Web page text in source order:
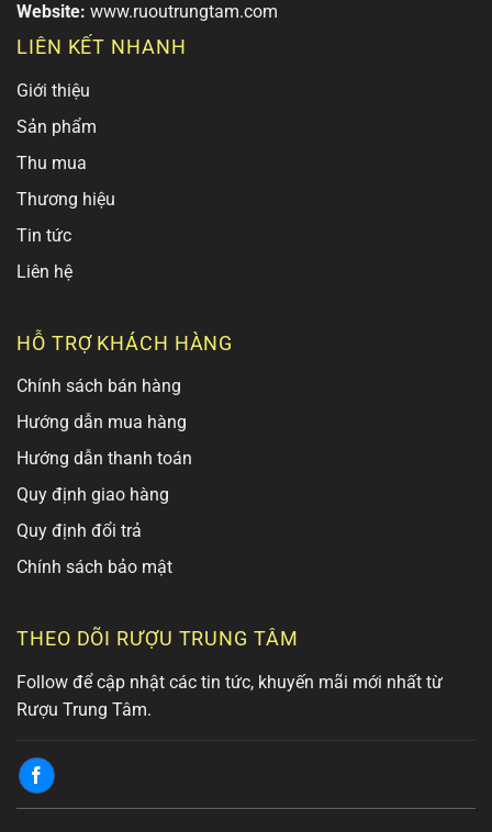
Website: www.ruoutrungtam.com
LIÊN KẾT NHANH
Giới thiệu
Sản phẩm
Thu mua
Thương hiệu
Tin tức
Liên hệ
HỖ TRỢ KHÁCH HÀNG
Chính sách bán hàng
Hướng dẫn mua hàng
Hướng dẫn thanh toán
Quy định giao hàng
Quy định đổi trả
Chính sách bảo mật
THEO DÕI RƯỢU TRUNG TÂM
Follow để cập nhật các tin tức, khuyến mãi mới nhất từ
Rượu Trung Tâm.